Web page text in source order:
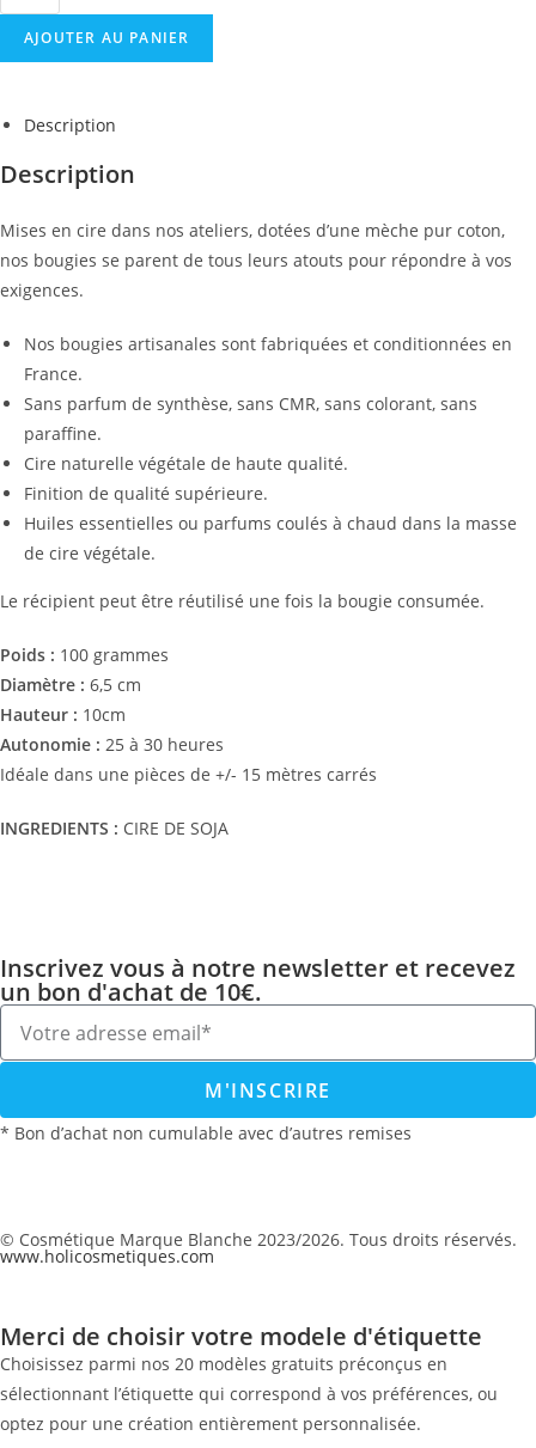
AJOUTER AU PANIER
Description
Description
Mises en cire dans nos ateliers, dotées d’une mèche pur coton,
nos bougies se parent de tous leurs atouts pour répondre à vos
exigences.
Nos bougies artisanales sont fabriquées et conditionnées en
France.
Sans parfum de synthèse, sans CMR, sans colorant, sans
paraffine.
Cire naturelle végétale de haute qualité.
Finition de qualité supérieure.
Huiles essentielles ou parfums coulés à chaud dans la masse
de cire végétale.
Le récipient peut être réutilisé une fois la bougie consumée.
Poids : 100 grammes
Diamètre : 6,5 cm
Hauteur : 10cm
Autonomie : 25 à 30 heures
Idéale dans une pièces de +/- 15 mètres carrés
INGREDIENTS : CIRE DE SOJA
Inscrivez vous à notre newsletter et recevez
un bon d'achat de 10€.
M'INSCRIRE
* Bon d’achat non cumulable avec d’autres remises
© Cosmétique Marque Blanche 2023/2026. Tous droits réservés.
www.holicosmetiques.com
Merci de choisir votre modele d'étiquette
Choisissez parmi nos 20 modèles gratuits préconçus en
sélectionnant l’étiquette qui correspond à vos préférences, ou
optez pour une création entièrement personnalisée.